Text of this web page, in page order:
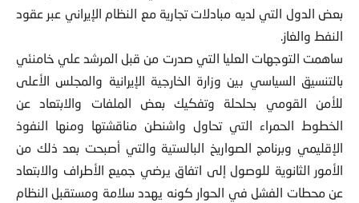
بعض الدول التي لديه مبادلات تجارية مع النظام الإيراني عبر عقود
النفط والغاز.
ساهمت التوجهات العليا التي صدرت من قبل المرشد علي خامنئي
بالتنسيق السياسي بين وزارة الخارجية الإيرانية والمجلس الأعلى
للأمن القومي بحلحلة وتفكيك بعض الملفات والابتعاد عن
الخطوط الحمراء التي تحاول واشنطن مناقشتها ومنها النفوذ
الإقليمي وبرنامج الصواريخ البالستية والتي أصبحت بعد ذلك من
الأمور الثانوية للوصول إلى اتفاق يرضي جميع الأطراف والابتعاد
عن محطات الفشل في الحوار كونه يهدد سلامة ومستقبل النظام